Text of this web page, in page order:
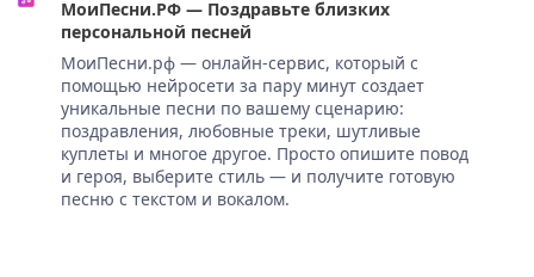
МоиПесни.РФ — Поздравьте близких
персональной песней
МоиПесни.рф — онлайн-сервис, который с
помощью нейросети за пару минут создает
уникальные песни по вашему сценарию:
поздравления, любовные треки, шутливые
куплеты и многое другое. Просто опишите повод
и героя, выберите стиль — и получите готовую
песню с текстом и вокалом.